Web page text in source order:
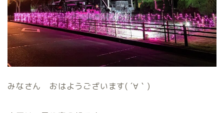
みなさん おはようございます( ´∀｀)